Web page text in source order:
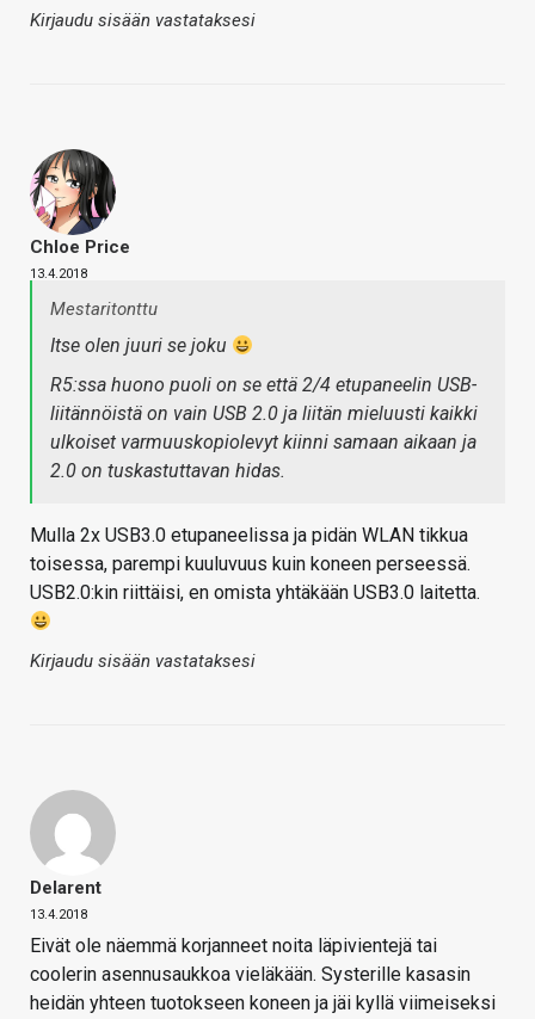
Kirjaudu sisään vastataksesi
Chloe Price
13.4.2018
Mestaritonttu
Itse olen juuri se joku
R5:ssa huono puoli on se että 2/4 etupaneelin USB-
liitännöistä on vain USB 2.0 ja liitän mieluusti kaikki
ulkoiset varmuuskopiolevyt kiinni samaan aikaan ja
2.0 on tuskastuttavan hidas.
Mulla 2x USB3.0 etupaneelissa ja pidän WLAN tikkua
toisessa, parempi kuuluvuus kuin koneen perseessä.
USB2.0:kin riittäisi, en omista yhtäkään USB3.0 laitetta.
Kirjaudu sisään vastataksesi
Delarent
13.4.2018
Eivät ole näemmä korjanneet noita läpivientejä tai
coolerin asennusaukkoa vieläkään. Systerille kasasin
heidän yhteen tuotokseen koneen ja jäi kyllä viimeiseksi